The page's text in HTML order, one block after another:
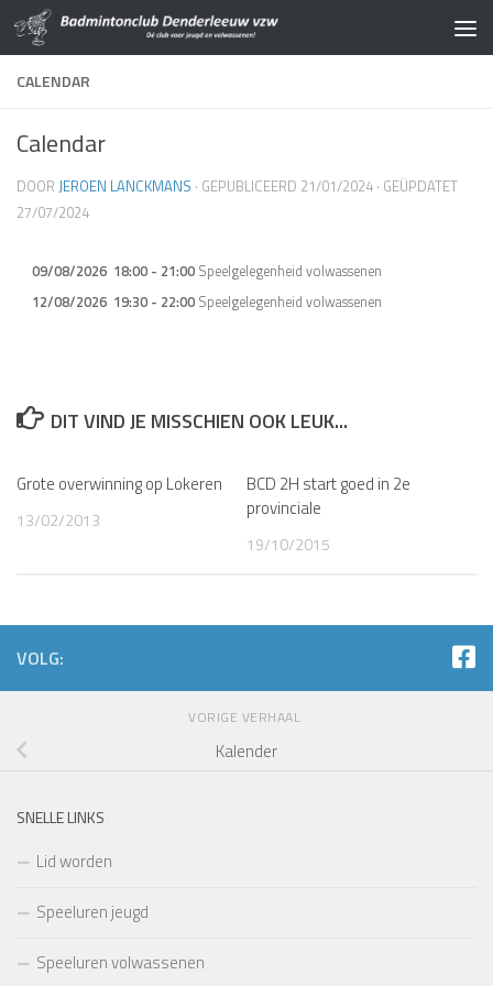
Doorgaan naar inhoud
CALENDAR
Calendar
DOOR JEROEN LANCKMANS · GEPUBLICEERD 21/01/2024 · GEÜPDATET
27/07/2024
09/08/2026 18:00 - 21:00 Speelgelegenheid volwassenen
12/08/2026 19:30 - 22:00 Speelgelegenheid volwassenen
DIT VIND JE MISSCHIEN OOK LEUK...
Grote overwinning op Lokeren
13/02/2013
BCD 2H start goed in 2e
provinciale
19/10/2015
VOLG:
VORIGE VERHAAL
Kalender
SNELLE LINKS
Lid worden
Speeluren jeugd
Speeluren volwassenen